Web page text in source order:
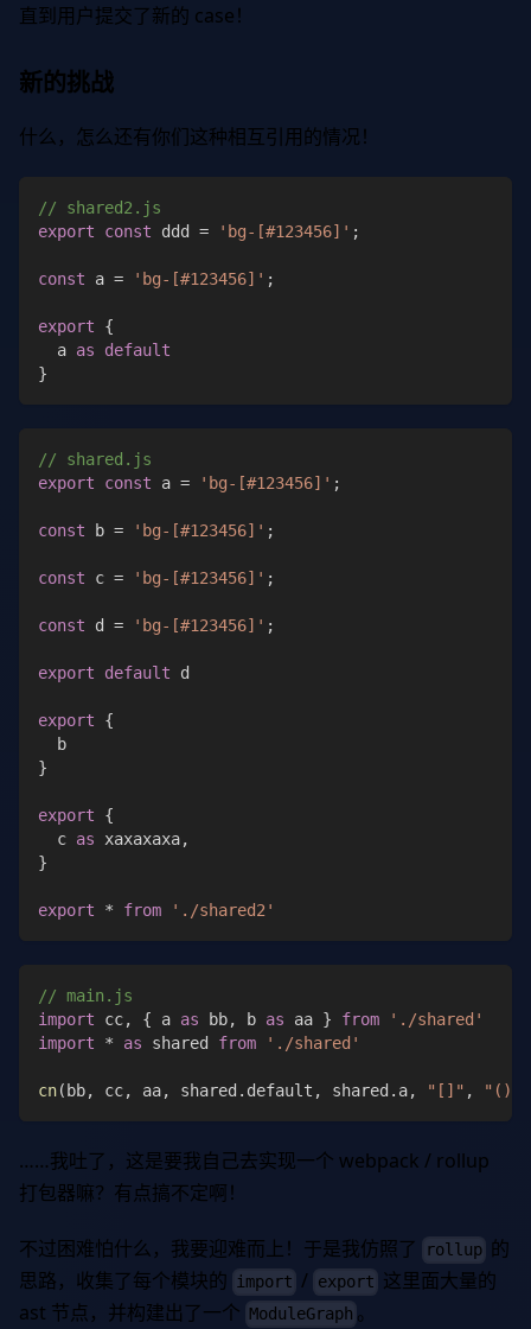
直到用户提交了新的 case！
新的挑战
什么，怎么还有你们这种相互引用的情况！
// shared2.js
export
const ddd = 'bg-[#123456]' ;
const a = 'bg-[#123456]' ;
export
{
  a
as
default
}
// shared.js
export
const a = 'bg-[#123456]' ;
const b = 'bg-[#123456]' ;
const c = 'bg-[#123456]' ;
const d = 'bg-[#123456]' ;
export default d
export
{
  b
}
export
{
  c
as xaxaxaxa,
}
export * from './shared2'
// main.js
import cc, { a as bb, b as aa } from
'./shared'
import
* as shared from './shared'
cn(bb, cc, aa, shared . default , shared . a, "[]" , "()"
……我吐了，这是要我自己去实现一个 webpack / rollup
打包器嘛？有点搞不定啊！
不过困难怕什么，我要迎难而上！于是我仿照了 rollup 的
思路，收集了每个模块的 import / export 这里面大量的
ast 节点，并构建出了一个 ModuleGraph 。